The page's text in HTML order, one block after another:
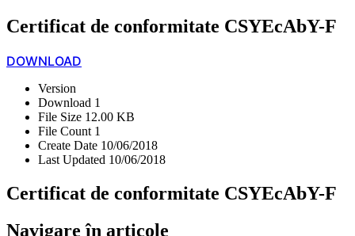
Certificat de conformitate CSYEcAbY-F
DOWNLOAD
Version
Download 1
File Size 12.00 KB
File Count 1
Create Date 10/06/2018
Last Updated 10/06/2018
Certificat de conformitate CSYEcAbY-F
Navigare în articole